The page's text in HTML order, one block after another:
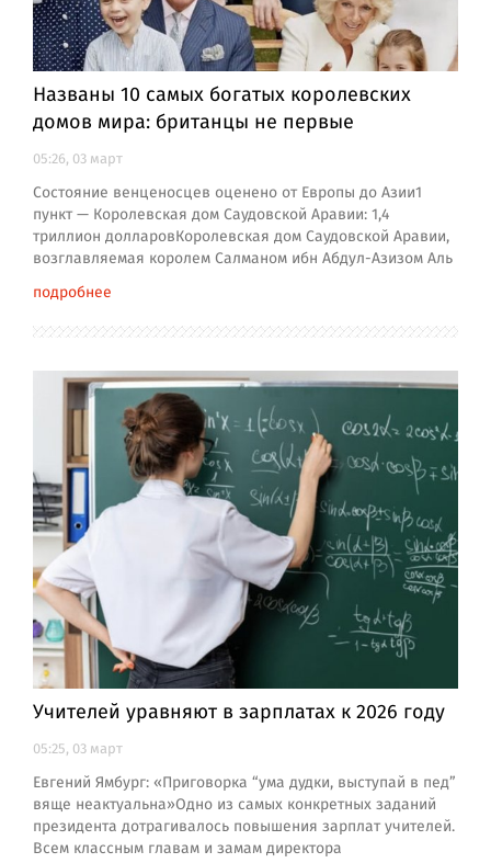
Названы 10 самых богатых королевских
домов мира: британцы не первые
05:26, 03 март
Состояние венценосцев оценено от Европы до Азии1
пункт — Королевская дом Саудовской Аравии: 1,4
триллион долларовКоролевская дом Саудовской Аравии,
возглавляемая королем Салманом ибн Абдул-Азизом Аль
подробнее
Учителей уравняют в зарплатах к 2026 году
05:25, 03 март
Евгений Ямбург: «Приговорка “ума дудки, выступай в пед”
вяще неактуальна»Одно из самых конкретных заданий
президента дотрагивалось повышения зарплат учителей.
Всем классным главам и замам директора